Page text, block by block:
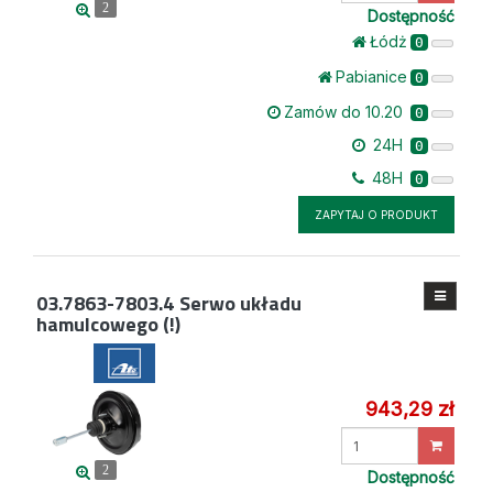
2
Dostępność
Łódż 0
Pabianice 0
Zamów do 10.20 0
24H 0
48H 0
ZAPYTAJ O PRODUKT
03.7863-7803.4 Serwo układu
hamulcowego (!)
2
943,29 zł
Dostępność